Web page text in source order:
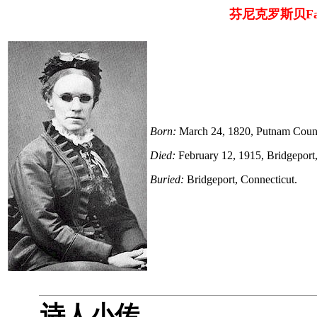
芬尼克罗斯贝
Born: March 24, 1820, Putnam
Died: February 12, 1915,
Buried: Bridgeport, Connecticut.